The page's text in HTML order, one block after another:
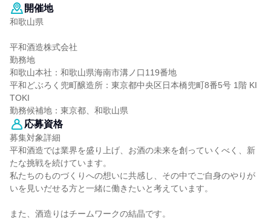
開催地
和歌山県
平和酒造株式会社
勤務地
和歌山本社：和歌山県海南市溝ノ口119番地
平和どぶろく兜町醸造所：東京都中央区日本橋兜町8番5号 1階 KI
TOKI
勤務候補地：東京都、和歌山県
応募資格
募集対象詳細
平和酒造では業界を盛り上げ、お酒の未来を創っていくべく、新
たな挑戦を続けています。
私たちのものづくりへの想いに共感し、その中でご自身のやりが
いを見いだせる方と一緒に働きたいと考えています。
また、酒造りはチームワークの結晶です。